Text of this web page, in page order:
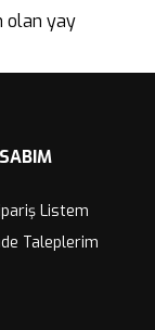
olan yay
Listem
Taleplerim